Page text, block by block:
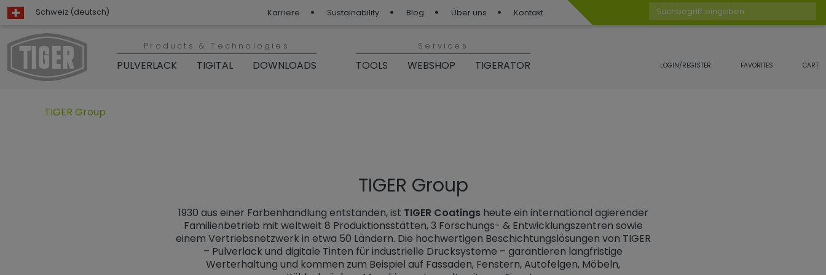
Schweiz (deutsch) Karriere Sustainability Blog Über uns Kontakt
Suchbegriff eingeben
Products & Technologies
PULVERLACK TIGITAL DOWNLOADS
Services
TOOLS WEBSHOP TIGERATOR LOGIN/REGISTER FAVORITES CART
Untermenü öffnen für „www.tiger-coatings.com“
TIGER Group
TIGER Group
1930 aus einer Farbenhandlung entstanden, ist TIGER Coatingsheute ein international agierender
Familienbetrieb mit weltweit 8 Produktionsstätten, 3 Forschungs- & Entwicklungszentren sowie
einem Vertriebsnetzwerk in etwa 50 Ländern. Die hochwertigen Beschichtungslösungen von TIGER
– Pulverlack und digitale Tinten für industrielle Drucksysteme – garantieren langfristige
Werterhaltung und kommen zum Beispiel auf Fassaden, Fenstern, Autofelgen, Möbeln,